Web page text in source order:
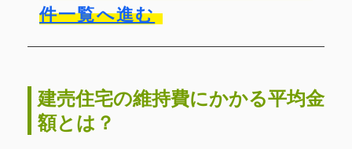
件一覧へ進む
建売住宅の維持費にかかる平均金
額とは？